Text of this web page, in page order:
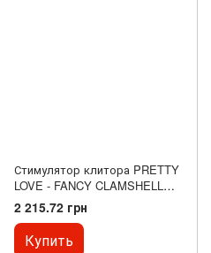
Стимулятор клитора PRETTY
LOVE - FANCY CLAMSHELL
APP, BI-014369HP
2 215.72 грн
Купить